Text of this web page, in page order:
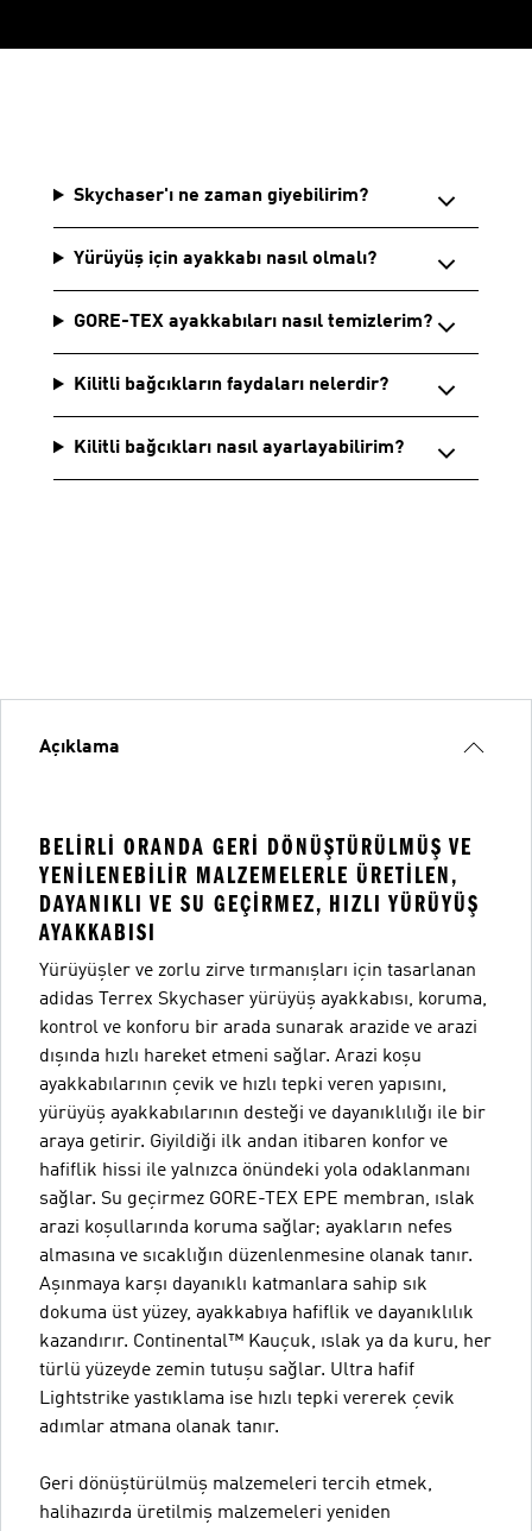
Skychaser'ı ne zaman giyebilirim?
Yürüyüş için ayakkabı nasıl olmalı?
GORE-TEX ayakkabıları nasıl temizlerim?
Kilitli bağcıkların faydaları nelerdir?
Kilitli bağcıkları nasıl ayarlayabilirim?
Açıklama
BELIRLI ORANDA GERI DÖNÜŞTÜRÜLMÜŞ VE
YENILENEBILIR MALZEMELERLE ÜRETILEN,
DAYANIKLI VE SU GEÇIRMEZ, HIZLI YÜRÜYÜŞ
AYAKKABISI
Yürüyüşler ve zorlu zirve tırmanışları için tasarlanan
adidas Terrex Skychaser yürüyüş ayakkabısı, koruma,
kontrol ve konforu bir arada sunarak arazide ve arazi
dışında hızlı hareket etmeni sağlar. Arazi koşu
ayakkabılarının çevik ve hızlı tepki veren yapısını,
yürüyüş ayakkabılarının desteği ve dayanıklılığı ile bir
araya getirir. Giyildiği ilk andan itibaren konfor ve
hafiflik hissi ile yalnızca önündeki yola odaklanmanı
sağlar. Su geçirmez GORE-TEX EPE membran, ıslak
arazi koşullarında koruma sağlar; ayakların nefes
almasına ve sıcaklığın düzenlenmesine olanak tanır.
Aşınmaya karşı dayanıklı katmanlara sahip sık
dokuma üst yüzey, ayakkabıya hafiflik ve dayanıklılık
kazandırır. Continental™ Kauçuk, ıslak ya da kuru, her
türlü yüzeyde zemin tutuşu sağlar. Ultra hafif
Lightstrike yastıklama ise hızlı tepki vererek çevik
adımlar atmana olanak tanır.
Geri dönüştürülmüş malzemeleri tercih etmek,
halihazırda üretilmiş malzemeleri yeniden